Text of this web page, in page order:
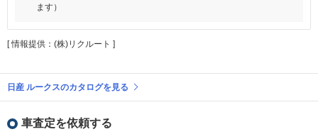
ます）
[ 情報提供：(株)リクルート ]
日産 ルークスのカタログを見る
車査定を依頼する